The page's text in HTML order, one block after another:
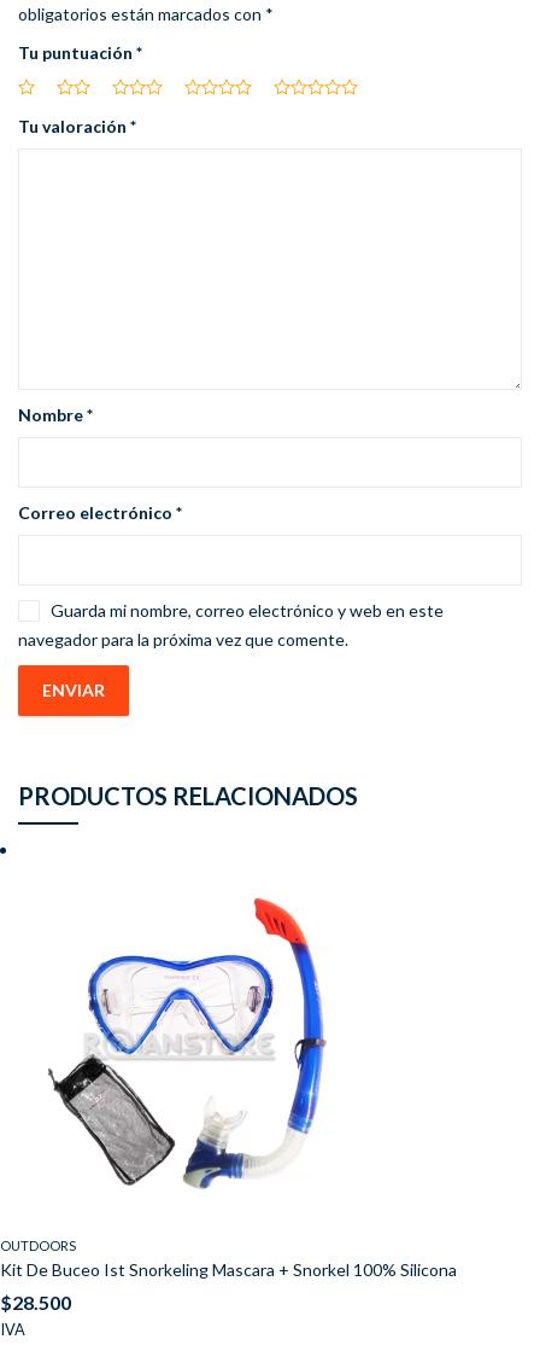
obligatorios están marcados con *
Tu puntuación *
Tu valoración *
Nombre*
Correo electrónico *
Guarda mi nombre, correo electrónico y web en este
navegador para la próxima vez que comente.
PRODUCTOS RELACIONADOS
OUTDOORS
Kit De Buceo Ist Snorkeling Mascara + Snorkel 100% Silicona
$28.500
IVA